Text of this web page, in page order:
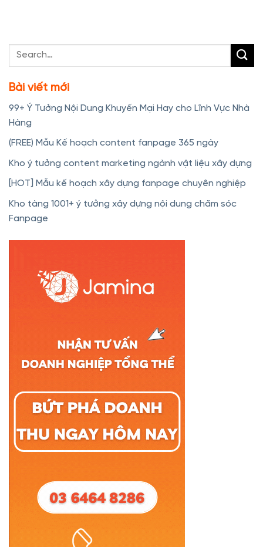
Bài viết mới
99+ Ý Tưởng Nội Dung Khuyến Mại Hay cho Lĩnh Vực Nhà
Hàng
(FREE) Mẫu Kế hoạch content fanpage 365 ngày
Kho ý tưởng content marketing ngành vật liệu xây dựng
[HOT] Mẫu kế hoạch xây dựng fanpage chuyên nghiệp
Kho tàng 1001+ ý tưởng xây dựng nội dung chăm sóc
Fanpage